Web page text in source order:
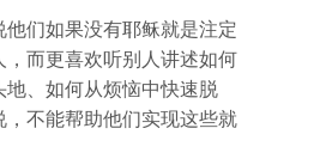
他们如果没有耶稣就是注定
，而更喜欢听别人讲述如何
地、如何从烦恼中快速脱
，不能帮助他们实现这些就